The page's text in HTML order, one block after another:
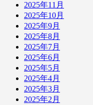
2025年11月
2025年10月
2025年9月
2025年8月
2025年7月
2025年6月
2025年5月
2025年4月
2025年3月
2025年2月